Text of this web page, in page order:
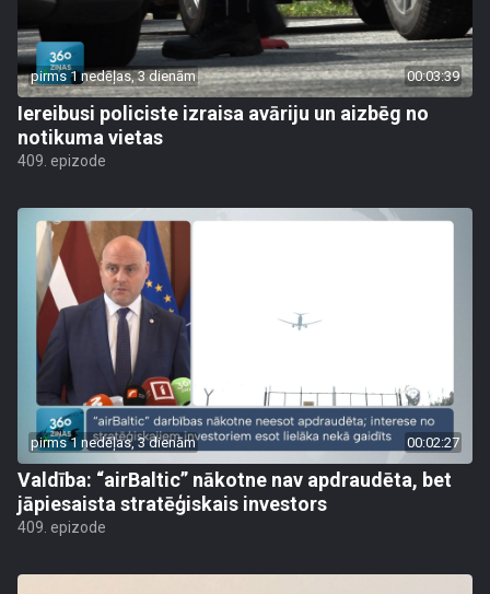
pirms 1 nedēļas, 3 dienām 00:03:39
Iereibusi policiste izraisa avāriju un aizbēg no
notikuma vietas
409. epizode
pirms 1 nedēļas, 3 dienām 00:02:27
Valdība: “airBaltic” nākotne nav apdraudēta, bet
jāpiesaista stratēģiskais investors
409. epizode